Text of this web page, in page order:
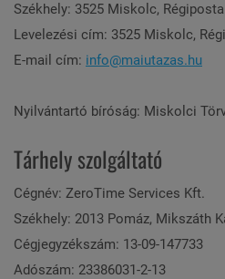
Székhely: 3525 Miskolc,
Levelezési cím: 3525 Miskolc,
E-mail cím: info@maiutazas.hu
Nyilvántartó bíróság: Miskolci
Tárhely szolgáltató
Cégnév: ZeroTime Services Kft.
Székhely: 2013 Pomáz, Mikszáth
Cégjegyzékszám: 13-09-147733
Adószám: 23386031-2-13